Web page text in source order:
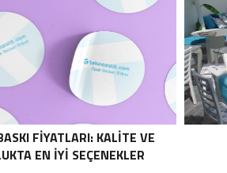
FIYATLARI: KALITE VE
EN İYI SEÇENEKLER